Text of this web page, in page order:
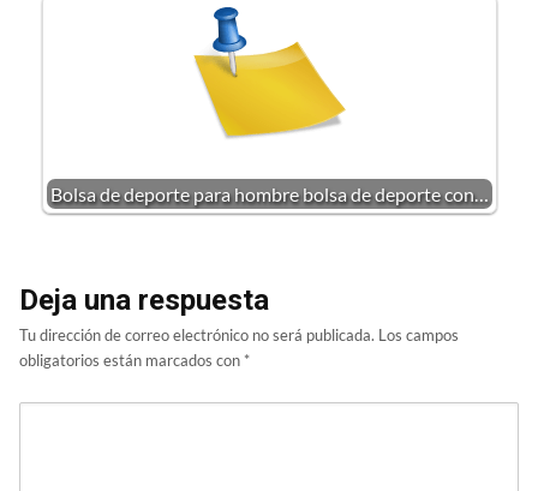
Bolsa de deporte para hombre bolsa de deporte con…
Deja una respuesta
Tu dirección de correo electrónico no será publicada. Los campos
obligatorios están marcados con *